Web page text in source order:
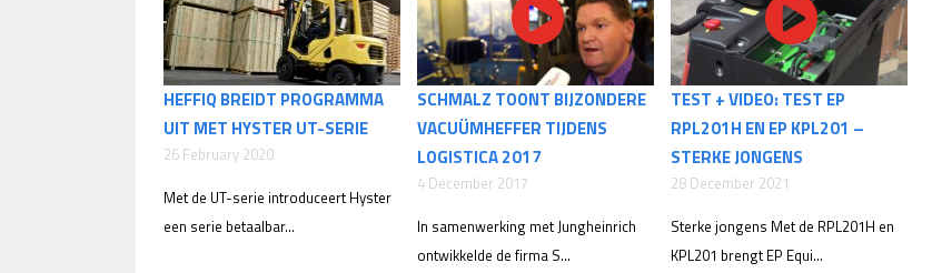
HEFFIQ BREIDT PROGRAMMA
UIT MET HYSTER UT-SERIE
26 February 2020
Met de UT-serie introduceert Hyster
een serie betaalbar...
SCHMALZ TOONT BIJZONDERE
VACUÜMHEFFER TIJDENS
LOGISTICA 2017
4 December 2017
In samenwerking met Jungheinrich
ontwikkelde de firma S...
TEST + VIDEO: TEST EP
RPL201H EN EP KPL201 –
STERKE JONGENS
28 December 2021
Sterke jongens Met de RPL201H en
KPL201 brengt EP Equi...